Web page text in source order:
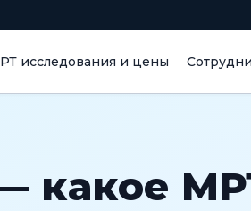
исследования и цены
какое